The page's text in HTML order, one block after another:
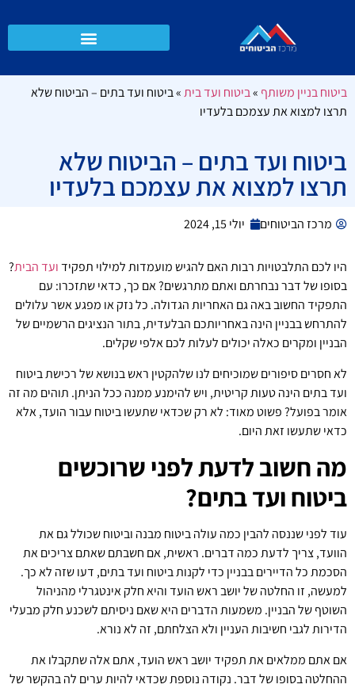
ביטוח בניין משותף »ביטוח ועד בית»ביטוח ועד בתים – הביטוח שלא
תרצו למצוא את עצמכם בלעדיו
ביטוח ועד בתים – הביטוח שלא
תרצו למצוא את עצמכם בלעדיו
מרכז הביטוחים יולי 15, 2024
היו לכם התלבטויות רבות האם להגיש מועמדות למילוי תפקידועד הבית?
בסופו של דבר נבחרתם ואתם מתרגשים? אם כך, כדאי שתזכרו: עם
התפקיד החשוב באה גם האחריות הגדולה. כל נזק או מפגע אשר עלולים
להתרחש בבניין הינה באחריותכם הבלעדית, בתור הנציגים הרשמיים של
הבניין ומקרים כאלה יכולים לעלות לכם אלפי שקלים.
לא חסרים סיפורים שמוכיחים לנו שלהקטין ראש בנושא של רכישת ביטוח
ועד בתים הינה טעות קריטית, ויש להימנע ממנה ככל הניתן. תוהים מה זה
אומר בפועל? פשוט מאוד: לא רק שכדאי שתעשו ביטוח עבור הועד, אלא
כדאי שתעשו זאת היום.
מה חשוב לדעת לפני שרוכשים
ביטוח ועד בתים?
עוד לפני שננסה להבין כמה עולה ביטוח מבנה וביטוח שכולל גם את
הוועד, צריך לדעת כמה דברים. ראשית, אם חשבתם שאתם צריכים את
הסכמת כל הדיירים בבניין כדי לקנות ביטוח ועד בתים, דעו שזה לא כך.
למעשה, זו החלטה של יושב ראש הועד והיא חלק אינטגרלי מהניהול
השוטף של הבניין. משמעות הדברים היא שאם ניסיתם לשכנע חלק מבעלי
הדירות לגבי חשיבות העניין ולא הצלחתם, זה לא נורא.
אם אתם ממלאים את תפקיד יושב ראש הועד, אתם אלה שתקבלו את
ההחלטה בסופו של דבר. נקודה נוספת שכדאי להיות ערים לה בהקשר של